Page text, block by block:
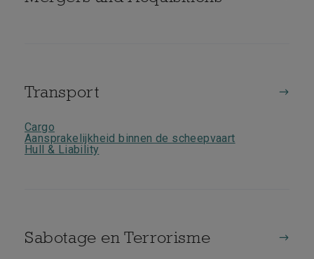
Transport
Cargo
Aansprakelijkheid binnen de scheepvaart
Hull & Liability
Sabotage en Terrorisme